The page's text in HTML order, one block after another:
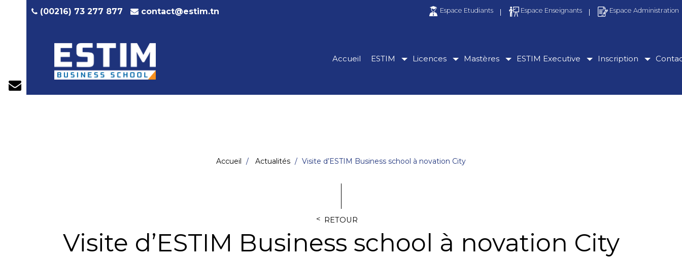
(00216) 73 277 877 contact@estim.tn Espace Etudiants Espace Enseignants Espace Administration
Accueil ESTIM Licences Mastères ESTIM Executive Inscription
Accueil Actualités Visite d’ESTIM Business school à novation City
RETOUR
Visite d’ESTIM Business school à novation City